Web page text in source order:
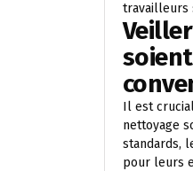
travailleurs
Il est
nettoyage
standards,
pour leurs